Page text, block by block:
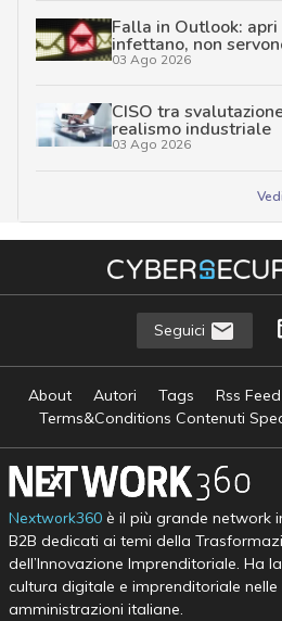
Falla in Outlook: apri
infettano, non
03 Ago 2026
CISO tra
realismo industriale
03 Ago 2026
Seguici
About Autori Tags Rss Feed
Terms&Conditions Contenuti
Nextwork360è il più grande network
B2B dedicati ai temi della
dell’Innovazione Imprenditoriale. Ha
cultura digitale e imprenditoriale nelle
amministrazioni italiane.